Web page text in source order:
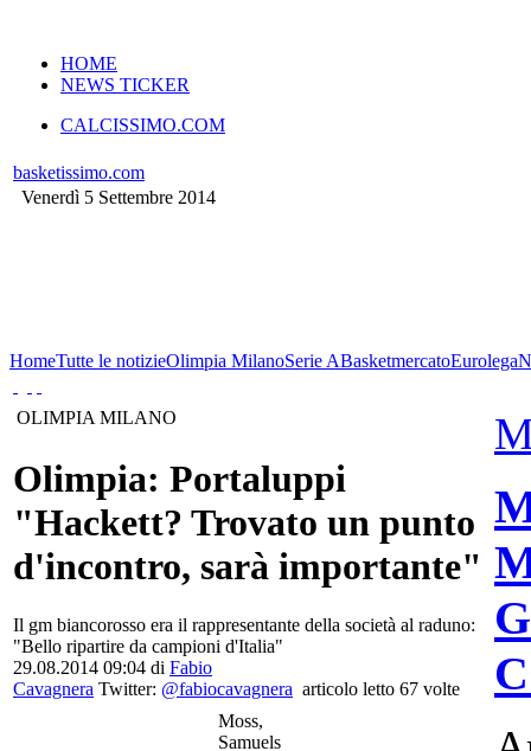
HOME
NEWS TICKER
CALCISSIMO.COM
basketissimo.com
Venerdì 5 Settembre 2014
HomeTutte le notizieOlimpia MilanoSerie ABasketmercatoEurolega
OLIMPIA MILANO
Olimpia: Portaluppi
"Hackett? Trovato un punto
d'incontro, sarà importante"
Il gm biancorosso era il rappresentante della società al raduno:
"Bello ripartire da campioni d'Italia"
29.08.2014 09:04 di Fabio
Cavagnera Twitter: @fabiocavagnera articolo letto 67 volte
Moss,
Samuels